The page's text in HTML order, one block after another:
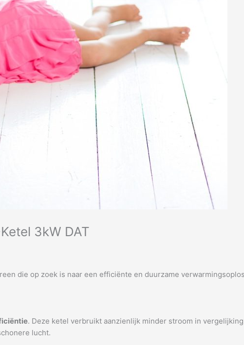
3kW DAT
die op zoek is naar een efficiënte en duurzame
. Deze ketel verbruikt aanzienlijk minder stroom in
lucht.